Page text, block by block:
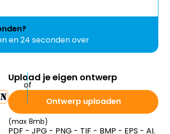
en 22 seconden over
Ontwerp uploaden
(max 8mb)
PDF - JPG - PNG - TIF - BMP - EPS - AI.
Onzeaanleveropties vind je hier.